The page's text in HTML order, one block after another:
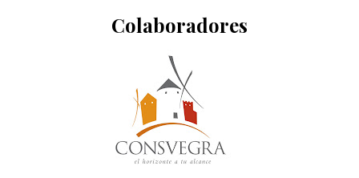
Colaboradores